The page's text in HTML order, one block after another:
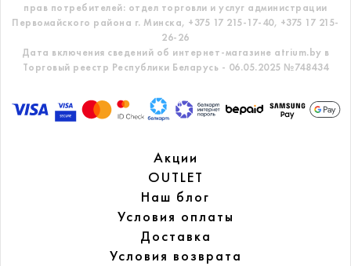
прав потребителей: отдел торговли и услуг администрации
Первомайского района г. Минска, +375 17 215-17-40, +375 17 215-
26-26
Дата включения сведений об интернет-магазине atrium.by в
Торговый реестр Республики Беларусь - 06.05.2025 №748434
Акции
OUTLET
Наш блог
Условия оплаты
Доставка
Условия возврата